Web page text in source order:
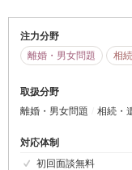
注力分野
離婚・男女問題
相
取扱分野
離婚・男女問題
相続・
対応体制
初回面談無料